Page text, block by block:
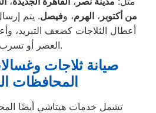
من أكتوبر ،الهرم، وفيصل. يتم
أعطال الثلاجات كضعف التبريد،
العصر أو تسرب المياه.
صيانة ثلاجات
المحافظات
تشمل خدمات هيتاشي أيضًا